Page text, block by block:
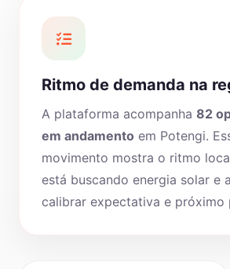
Ritmo de demanda na
A plataforma acompanha 82
em andamento em Potengi.
movimento mostra o ritmo
está buscando energia solar e
calibrar expectativa e próximo